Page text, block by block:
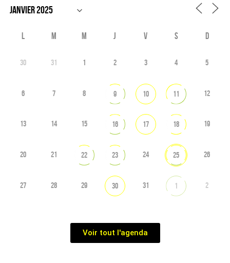
L M M J V S D
30 31 1 2 3 4 5
6 7 8 9 10 11 12
13 14 15 16 17 18 19
20 21 22 23 24 25 26
27 28 29 30 31 1 2
Voir tout l'agenda